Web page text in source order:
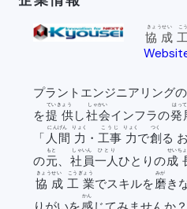
協成
きょうせい こ
プラントエンジニアリングの
を提供
ていきょう
し社会
しゃかい
インフラの発
はって
「人間
にんげん
力
りょく
・工事
こうじ
力
りょく
で創
つく
る お
の元
もと
、 社員
しゃいん
一人
ひとり
ひとりの成
せいち
協成
きょうせい
工業
こうぎょう
でスキルを磨
みが
き
かん